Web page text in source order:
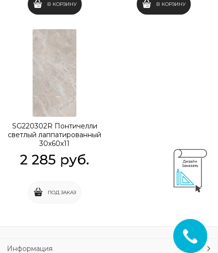
В КОРЗИНУ В КОРЗИНУ
SG220302R Понтичелли
светлый лаппатированный
30х60х11
2 285 руб.
ПОД ЗАКАЗ
Информация